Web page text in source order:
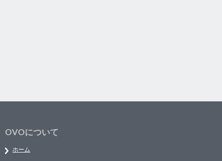
OVOについて
ホーム